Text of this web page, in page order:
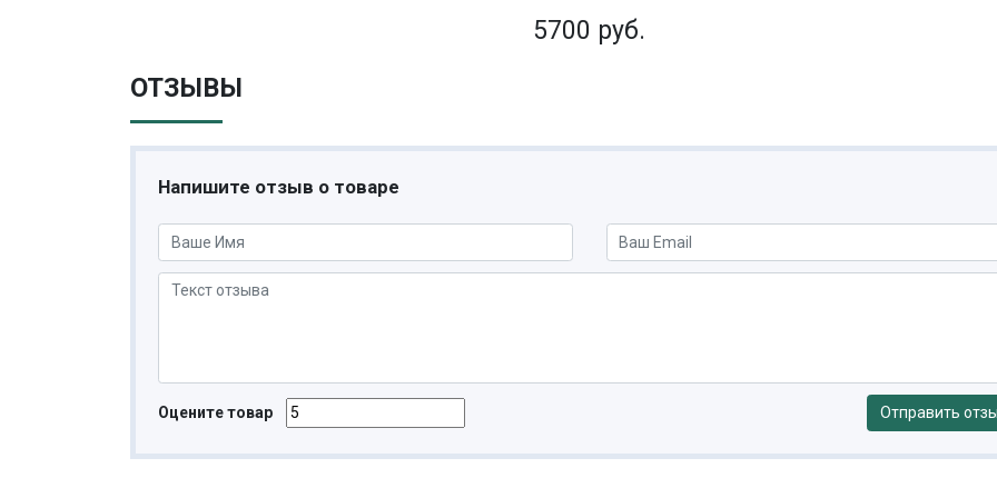
5700 руб.
ОТЗЫВЫ
Напишите отзыв о товаре
Оцените товар Отправить